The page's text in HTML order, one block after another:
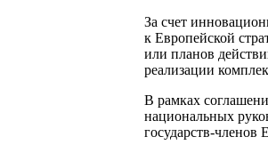
За счет
к Европейской
или планов
реализации
В рамках
национальных
государств-